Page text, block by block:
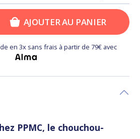
AJOUTER AU PANIER
en 3x sans frais à partir de 79€ avec
PPMC, le chouchou-